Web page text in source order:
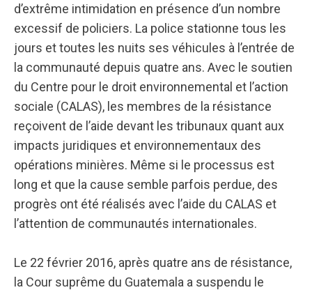
d’extrême intimidation en présence d’un nombre
excessif de policiers. La police stationne tous les
jours et toutes les nuits ses véhicules à l’entrée de
la communauté depuis quatre ans. Avec le soutien
du Centre pour le droit environnemental et l’action
sociale (CALAS), les membres de la résistance
reçoivent de l’aide devant les tribunaux quant aux
impacts juridiques et environnementaux des
opérations minières. Même si le processus est
long et que la cause semble parfois perdue, des
progrès ont été réalisés avec l’aide du CALAS et
l’attention de communautés internationales.
Le 22 février 2016, après quatre ans de résistance,
la Cour suprême du Guatemala a suspendu le